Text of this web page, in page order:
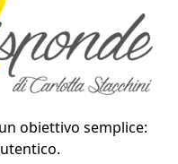
obiettivo semplice: